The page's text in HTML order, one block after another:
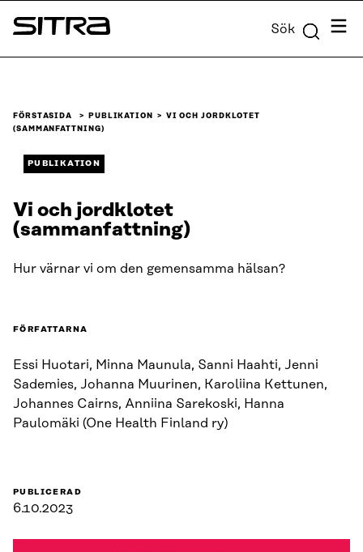
Skip to
content
Sitra Sök Meny
FÖRSTASIDA PUBLIKATION
VI OCH JORDKLOTET
(SAMMANFATTNING)
PUBLIKATION
Vi och jordklotet
(sammanfattning)
Hur värnar vi om den gemensamma hälsan?
FÖRFATTARNA
Essi Huotari, Minna Maunula, Sanni Haahti, Jenni
Sademies, Johanna Muurinen, Karoliina Kettunen,
Johannes Cairns, Anniina Sarekoski, Hanna
Paulomäki (One Health Finland ry)
PUBLICERAD
6.10.2023